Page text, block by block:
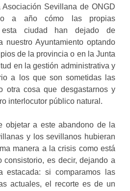
Sevillana de ONGD
a año cómo las propias
esta ciudad han dejado de
nuestro Ayuntamiento optando
de la provincia o en la Junta
en la gestión administrativa y
a los que son sometidas las
otra cosa que desgastarnos y
interlocutor público natural.
objetar a este abandono de la
y los sevillanos hubieran
manera a la crisis como está
consistorio, es decir, dejando a
estacada: si comparamos las
actuales, el recorte es de un